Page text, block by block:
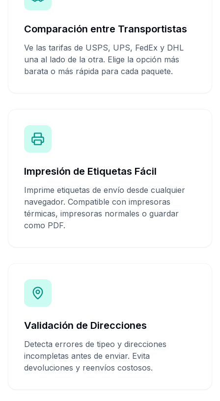
Comparación entre Transportistas
Ve las tarifas de USPS, UPS, FedEx y DHL
una al lado de la otra. Elige la opción más
barata o más rápida para cada paquete.
Impresión de Etiquetas Fácil
Imprime etiquetas de envío desde cualquier
navegador. Compatible con impresoras
térmicas, impresoras normales o guardar
como PDF.
Validación de Direcciones
Detecta errores de tipeo y direcciones
incompletas antes de enviar. Evita
devoluciones y reenvíos costosos.